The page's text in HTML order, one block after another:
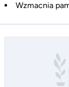
Wzmacnia